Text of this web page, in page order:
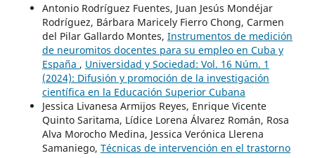
Antonio Rodríguez Fuentes, Juan Jesús Mondéjar
Rodríguez, Bárbara Maricely Fierro Chong, Carmen
del Pilar Gallardo Montes, Instrumentos de medición
de neuromitos docentes para su empleo en Cuba y
España , Universidad y Sociedad: Vol. 16 Núm. 1
(2024): Difusión y promoción de la investigación
científica en la Educación Superior Cubana
Jessica Livanesa Armijos Reyes, Enrique Vicente
Quinto Saritama, Lídice Lorena Álvarez Román, Rosa
Alva Morocho Medina, Jessica Verónica Llerena
Samaniego, Técnicas de intervención en el trastorno